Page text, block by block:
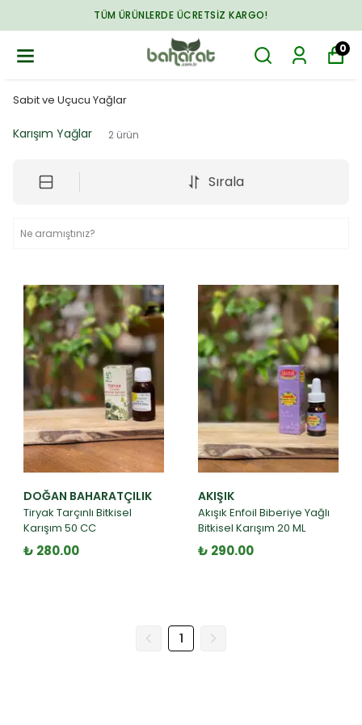
TÜM ÜRÜNLERDE ÜCRETSIZ KARGO!
0
Sabit ve Uçucu Yağlar
Karışım Yağlar 2 ürün
Sırala
DOĞAN BAHARATÇILIK
Tiryak Tarçınlı Bitkisel
Karışım 50 CC
₺ 280.00
AKIŞIK
Akışık Enfoil Biberiye Yağlı
Bitkisel Karışım 20 ML
₺ 290.00
1